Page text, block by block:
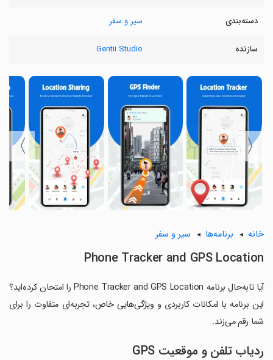
دسته‌بندی سیر و سفر
سازنده Gentii Studio
〈
〉
خانه برنامه‌ها سیر و سفر
Phone Tracker and GPS Location
آیا تابه‌حال برنامه Phone Tracker and GPS Location را امتحان کرده‌اید؟
این برنامه با امکانات کاربردی و ویژگی‌هایی خاص، تجربه‌ای متفاوت را برای
شما رقم می‌زند.
ردیاب تلفن و موقعیت GPS